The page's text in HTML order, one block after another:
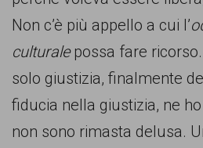
movimenti
Non c’è più appello a cui l’
culturalepossa fare ricorso.
solo giustizia, finalmente
fiducia nella giustizia, ne
non sono rimasta delusa.